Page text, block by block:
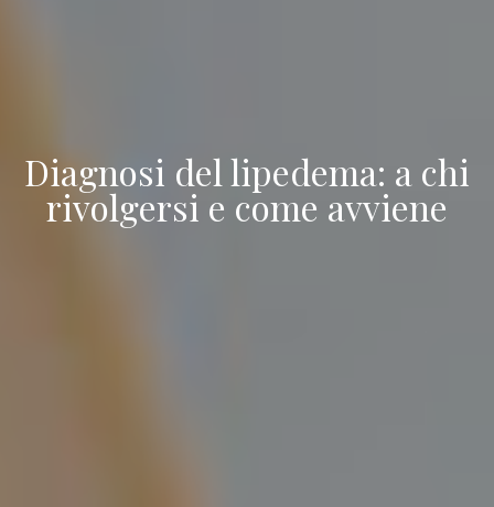
Diagnosi del lipedema: a chi
rivolgersi e come avviene